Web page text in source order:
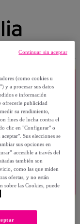
(como cookies u
y a procesar sus datos
e información
ofrecerle publicidad
su rendimiento,
fines de lucha contra el
clic en "Configurar" o
Sus elecciones se
sus opciones en
accesible a través del
también son
como las que miden
ofertas, y no están
sobre las Cookies, puede
Continuar sin aceptar